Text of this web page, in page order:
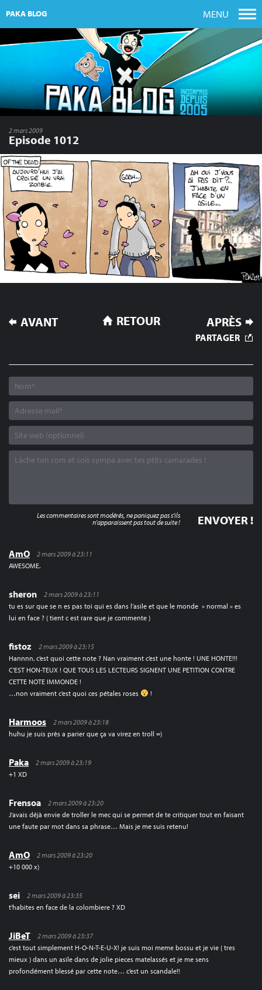
PAKA BLOG MENU
2 mars 2009
Episode 1012
NAVIGATION
DE
AVANT APRÈS
RETOUR
PARTAGER
AmO
2 mars 2009 à 23:11
AWESOME.
sheron
2 mars 2009 à 23:11
tu es sur que se n es pas toi qui es dans l’asile et que le monde » normal » es
lui en face ? ( tient c est rare que je commente )
fistoz
2 mars 2009 à 23:15
Hannnn, c’est quoi cette note ? Nan vraiment c’est une honte ! UNE HONTE!!!
C’EST HON-TEUX ! QUE TOUS LES LECTEURS SIGNENT UNE PETITION CONTRE
CETTE NOTE IMMONDE !
…non vraiment c’est quoi ces pétales roses
!
Harmoos
2 mars 2009 à 23:18
huhu je suis près a parier que ça va virez en troll =)
Paka
2 mars 2009 à 23:19
+1 XD
Frensoa
2 mars 2009 à 23:20
J’avais déjà envie de troller le mec qui se permet de te critiquer tout en faisant
une faute par mot dans sa phrase… Mais je me suis retenu!
AmO
2 mars 2009 à 23:20
+10 000 x)
sei
2 mars 2009 à 23:35
t’habites en face de la colombiere ? XD
JiBeT
2 mars 2009 à 23:37
c’est tout simplement H-O-N-T-E-U-X! je suis moi meme bossu et je vie ( tres
mieux ) dans un asile dans de jolie pieces matelassés et je me sens
profondément blessé par cette note… c’est un scandale!!
Les commentaires sont modérés, ne paniquez pas s'ils
n'apparaissent pas tout de suite !